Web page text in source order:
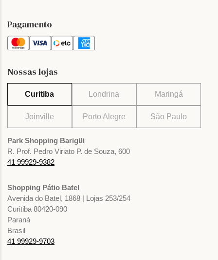
Pagamento
Nossas lojas
Curitiba Londrina Maringá
Joinville Porto Alegre São Paulo
Park Shopping Barigüi
R. Prof. Pedro Viriato P. de Souza, 600
41 99929-9382
Shopping Pátio Batel
Avenida do Batel, 1868 | Lojas 253/254
Curitiba 80420-090
Paraná
Brasil
41 99929-9703